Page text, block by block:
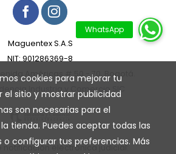
Maguentex S.A.S
NIT: 901286369-8
Américas # 50 - 70, Bogotá.
Industria y Comercio SIC
notificación electrónica judicial:
cookies para mejorar tu
el sitio y mostrar publicidad
son necesarias para el
tienda. Puedes aceptar todas las
o configurar tus preferencias. Más